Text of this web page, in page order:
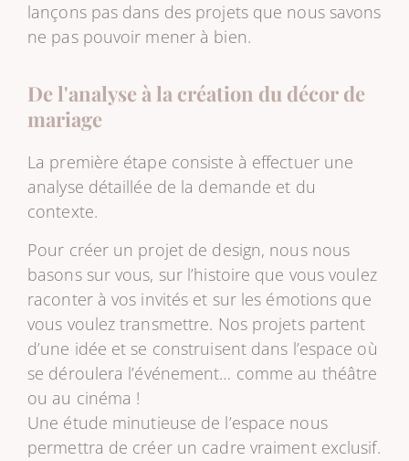
lançons pas dans des projets que nous savons
ne pas pouvoir mener à bien.
De l'analyse à la création du décor de
mariage
La première étape consiste à effectuer une
analyse détaillée de la demande et du
contexte.
Pour créer un projet de design, nous nous
basons sur vous, sur l’histoire que vous voulez
raconter à vos invités et sur les émotions que
vous voulez transmettre. Nos projets partent
d’une idée et se construisent dans l’espace où
se déroulera l’événement… comme au théâtre
ou au cinéma !
Une étude minutieuse de l’espace nous
permettra de créer un cadre vraiment exclusif.